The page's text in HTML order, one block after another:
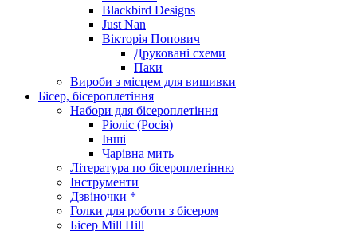
Blackbird Designs
Just Nan
Вікторія Попович
Друковані схеми
Паки
Вироби з місцем для вишивки
Бісер, бісероплетіння
Набори для бісероплетіння
Ріоліс (Росія)
Інші
Чарівна мить
Література по бісероплетінню
Інструменти
Дзвіночки *
Голки для роботи з бісером
Бісер Mill Hill